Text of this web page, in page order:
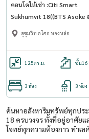
คอนโดให้เช่า :Citi Smart
Sukhumvit 18((BTS Asoke
) MK-02 line @livingbkk
สุขุมวิท อโศก ทองหล่อ
125ตร.ม. ชั้น16
3 ห้อง 3 ห้อง
ค้นหาอสังหาริมทรัพย์ทุกประ
18 ครบวงจร ทั้งที่อยู่อาศัย
โจทย์ทุกความต้องการ ทำเ